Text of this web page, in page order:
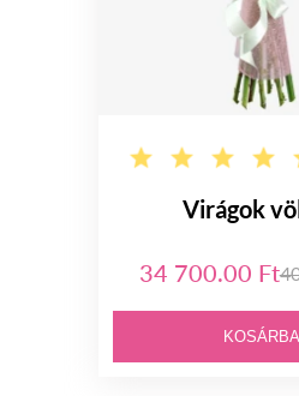
Virágok
34 700.00 Ft
KOSÁRBA